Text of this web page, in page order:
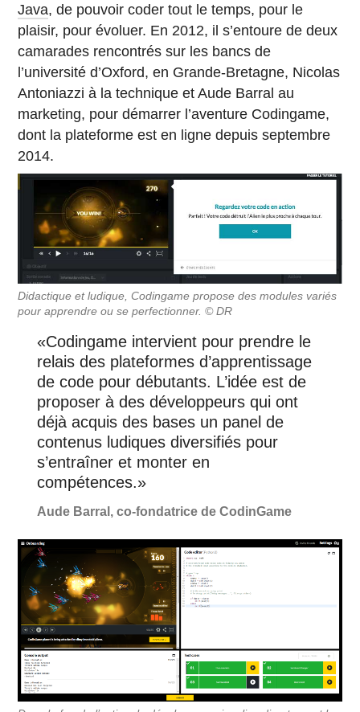
Java, de pouvoir coder tout le temps, pour le
plaisir, pour évoluer. En 2012, il s’entoure de deux
camarades rencontrés sur les bancs de
l’université d’Oxford, en Grande-Bretagne, Nicolas
Antoniazzi à la technique et Aude Barral au
marketing, pour démarrer l’aventure Codingame,
dont la plateforme est en ligne depuis septembre
2014.
Didactique et ludique, Codingame propose des modules variés
pour apprendre ou se perfectionner. © DR
«Codingame intervient pour prendre le
relais des plateformes d’apprentissage
de code pour débutants. L’idée est de
proposer à des développeurs qui ont
déjà acquis des bases un panel de
contenus ludiques diversifiés pour
s’entraîner et monter en
compétences.»
Aude Barral, co-fondatrice de CodinGame